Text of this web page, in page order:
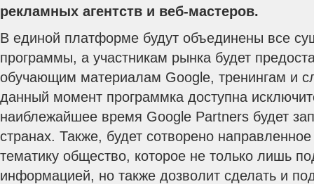
рекламных агентств и веб-мастеров.
В единой платформе будут объединены все
программы, а участникам рынка будет
обучающим материалам Google, тренингам и
данный момент программка доступна
наиблежайшее время Google Partners будет
странах. Также, будет сотворено
тематику общество, которое не только лишь
информацией, но также дозволит сделать и